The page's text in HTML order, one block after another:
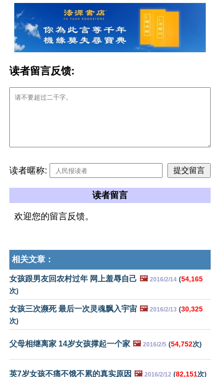
读者留言反馈:
读者暱称:
读者留言
欢迎您的留言反馈。
相关文章：
女孩跟男友回农村过年 网上羞辱自己 🖼️ 2016/2/14 (54,165
次)
女孩三次濒死 最后一次灵魂飘入宇宙 🖼️ 2016/2/13 (30,325
次)
父母相继离家 14岁女孩撑起一个家 🖼️ 2016/2/5 (54,752次)
英7岁女孩不痛不饿不累的真实原因 🖼️ 2016/2/12 (82,151次)